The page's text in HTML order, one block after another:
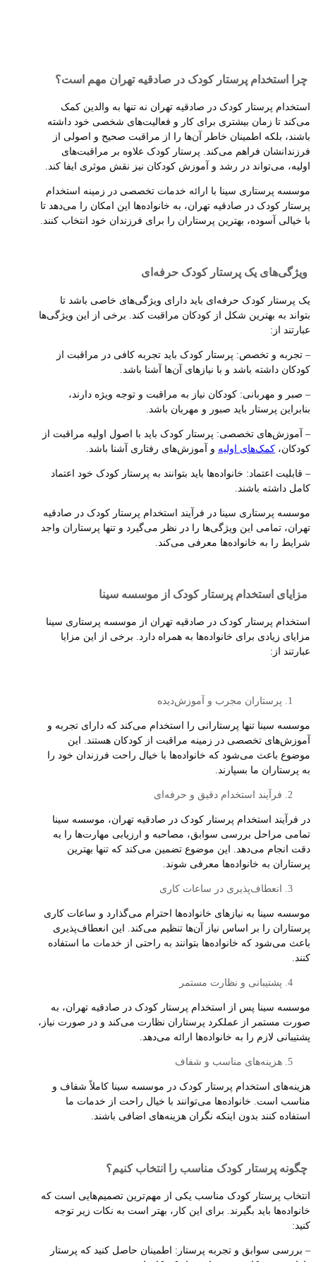
چرا استخدام پرستار کودک در صادقیه تهران مهم است؟
استخدام پرستار کودک در صادقیه تهران نه تنها به والدین کمک
می‌کند تا زمان بیشتری برای کار و فعالیت‌های شخصی خود داشته
باشند، بلکه اطمینان خاطر آن‌ها را از مراقبت صحیح و اصولی از
فرزندانشان فراهم می‌کند. پرستار کودک علاوه بر مراقبت‌های
اولیه، می‌تواند در رشد و آموزش کودکان نیز نقش موثری ایفا کند.
موسسه پرستاری سینا با ارائه خدمات تخصصی در زمینه استخدام
پرستار کودک در صادقیه تهران، به خانواده‌ها این امکان را می‌دهد تا
با خیالی آسوده، بهترین پرستاران را برای فرزندان خود انتخاب کنند.
ویژگی‌های یک پرستار کودک حرفه‌ای
یک پرستار کودک حرفه‌ای باید دارای ویژگی‌های خاصی باشد تا
بتواند به بهترین شکل از کودکان مراقبت کند. برخی از این ویژگی‌ها
عبارتند از:
– تجربه و تخصص: پرستار کودک باید تجربه کافی در مراقبت از
کودکان داشته باشد و با نیازهای آن‌ها آشنا باشد.
– صبر و مهربانی: کودکان نیاز به مراقبت و توجه ویژه دارند،
بنابراین پرستار باید صبور و مهربان باشد.
– آموزش‌های تخصصی: پرستار کودک باید با اصول اولیه مراقبت از
کودکان، کمک‌های اولیه و آموزش‌های رفتاری آشنا باشد.
– قابلیت اعتماد: خانواده‌ها باید بتوانند به پرستار کودک خود اعتماد
کامل داشته باشند.
موسسه پرستاری سینا در فرآیند استخدام پرستار کودک در صادقیه
تهران، تمامی این ویژگی‌ها را در نظر می‌گیرد و تنها پرستاران واجد
شرایط را به خانواده‌ها معرفی می‌کند.
مزایای استخدام پرستار کودک از موسسه سینا
استخدام پرستار کودک در صادقیه تهران از موسسه پرستاری سینا
مزایای زیادی برای خانواده‌ها به همراه دارد. برخی از این مزایا
عبارتند از:
پرستاران مجرب و آموزش‌دیده
موسسه سینا تنها پرستارانی را استخدام می‌کند که دارای تجربه و
آموزش‌های تخصصی در زمینه مراقبت از کودکان هستند. این
موضوع باعث می‌شود که خانواده‌ها با خیال راحت فرزندان خود را
به پرستاران ما بسپارند.
فرآیند استخدام دقیق و حرفه‌ای
در فرآیند استخدام پرستار کودک در صادقیه تهران، موسسه سینا
تمامی مراحل بررسی سوابق، مصاحبه و ارزیابی مهارت‌ها را به
دقت انجام می‌دهد. این موضوع تضمین می‌کند که تنها بهترین
پرستاران به خانواده‌ها معرفی شوند.
انعطاف‌پذیری در ساعات کاری
موسسه سینا به نیازهای خانواده‌ها احترام می‌گذارد و ساعات کاری
پرستاران را بر اساس نیاز آن‌ها تنظیم می‌کند. این انعطاف‌پذیری
باعث می‌شود که خانواده‌ها بتوانند به راحتی از خدمات ما استفاده
کنند.
پشتیبانی و نظارت مستمر
موسسه سینا پس از استخدام پرستار کودک در صادقیه تهران، به
صورت مستمر از عملکرد پرستاران نظارت می‌کند و در صورت نیاز،
پشتیبانی لازم را به خانواده‌ها ارائه می‌دهد.
هزینه‌های مناسب و شفاف
هزینه‌های استخدام پرستار کودک در موسسه سینا کاملاً شفاف و
مناسب است. خانواده‌ها می‌توانند با خیال راحت از خدمات ما
استفاده کنند بدون اینکه نگران هزینه‌های اضافی باشند.
چگونه پرستار کودک مناسب را انتخاب کنیم؟
انتخاب پرستار کودک مناسب یکی از مهم‌ترین تصمیم‌هایی است که
خانواده‌ها باید بگیرند. برای این کار، بهتر است به نکات زیر توجه
کنید:
– بررسی سوابق و تجربه پرستار: اطمینان حاصل کنید که پرستار